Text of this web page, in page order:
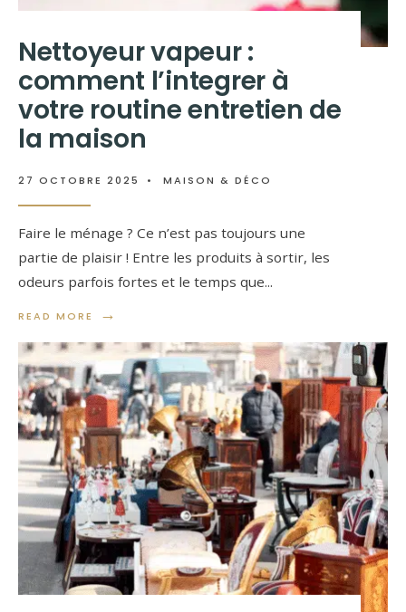
Nettoyeur vapeur :
comment l’integrer à
votre routine entretien de
la maison
27 OCTOBRE 2025 • MAISON & DÉCO
Faire le ménage ? Ce n’est pas toujours une
partie de plaisir ! Entre les produits à sortir, les
odeurs parfois fortes et le temps que...
READ MORE →